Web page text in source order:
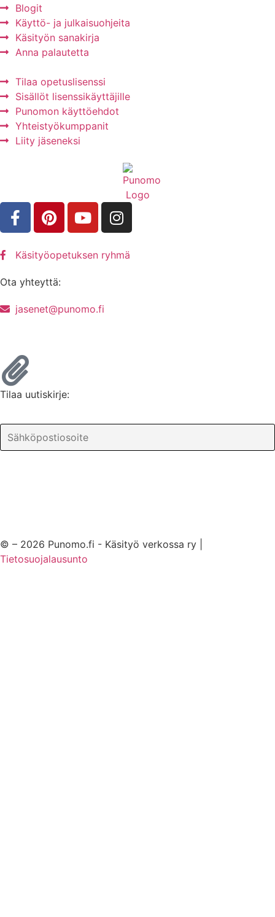
Blogit
Käyttö- ja julkaisuohjeita
Käsityön sanakirja
Anna palautetta
Tilaa opetuslisenssi
Sisällöt lisenssikäyttäjille
Punomon käyttöehdot
Yhteistyökumppanit
Liity jäseneksi
Käsityöopetuksen ryhmä
Ota yhteyttä:
jasenet@punomo.fi
Tilaa uutiskirje:
© – 2026 Punomo.fi - Käsityö verkossa ry |
Tietosuojalausunto